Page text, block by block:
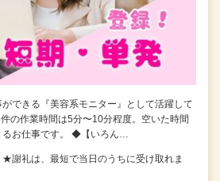
できる『美容系モニター』として活躍して
の作業時間は5分〜10分程度。空いた時間
るお仕事です。 ◆【いろん…
謝礼は、最短で当日のうちに受け取れま